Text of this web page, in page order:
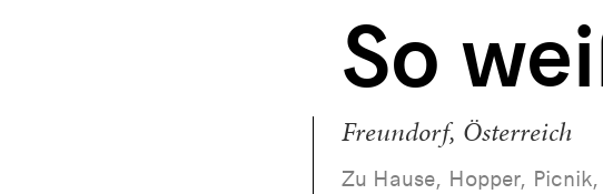
So
Freundorf, Österreich
Zu Hause, Hopper,